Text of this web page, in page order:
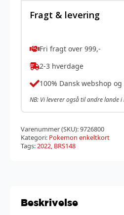
Fragt & levering
Fri fragt over 999,-
2-3 hverdage
100% Dansk webshop
NB: Vi leverer også til andre lande i
Varenummer (SKU):9726800
Kategori: Pokemon enkeltkort
Tags:2022, BRS148
Beskrivelse